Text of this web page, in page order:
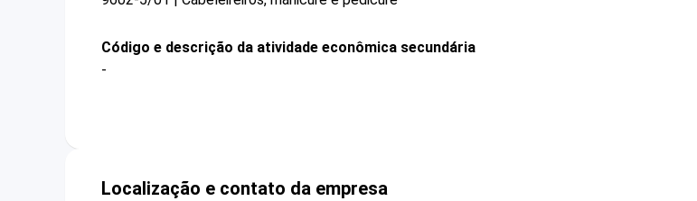
Código e descrição da atividade econômica secundária
-
Localização e contato da empresa